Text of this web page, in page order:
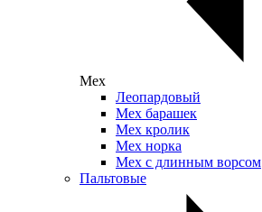
Мех
Леопардовый
Мех барашек
Мех кролик
Мех норка
Мех с длинным ворсом
Пальтовые